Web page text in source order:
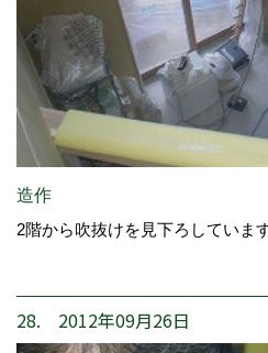
造作
2階から吹抜けを見下ろしています
28. 2012年09月26日